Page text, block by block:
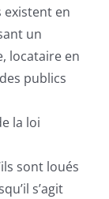
existent en
un
locataire en
publics
la loi
sont loués
s’agit